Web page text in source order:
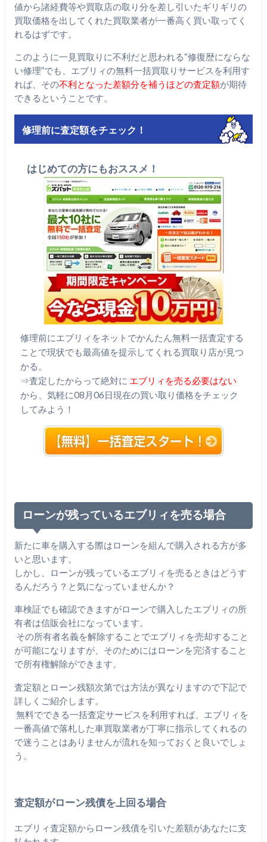
値から諸経費等や買取店の取り分を差し引いたギリギリの
買取価格を出してくれた買取業者が一番高く買い取ってく
れるはずです。
このように一見買取りに不利だと思われる“修復歴にならな
い修理”でも、エブリィの無料一括買取りサービスを利用す
れば、その不利となった差額分を補うほどの査定額が期待
できるということです。
修理前に査定額をチェック！
はじめての方にもおススメ！
修理前にエブリィをネットでかんたん無料一括査定する
ことで現状でも最高値を提示してくれる買取り店が見つ
かる。
⇒査定したからって絶対に エブリィを売る必要はない
から、気軽に08月06日現在の買い取り価格をチェック
してみよう！
ローンが残っているエブリィを売る場合
新たに車を購入する際はローンを組んで購入される方が多
いと思います。
しかし、ローンが残っているエブリィを売るときはどうす
るんだろう？と気になっていませんか？
車検証でも確認できますがローンで購入したエブリィの所
有者は信販会社になっています。
その所有者名義を解除することでエブリィを売却すること
が可能になりますが、そのためにはローンを完済すること
で所有権解除ができます。
査定額とローン残額次第では方法が異なりますので下記で
詳しくご紹介します。
無料でできる一括査定サービスを利用すれば、エブリィを
一番高値で落札した車買取業者が丁寧に指示してくれるの
で迷うことはありませんが流れを知っておくと良いでしょ
う。
査定額がローン残債を上回る場合
エブリィ査定額からローン残債を引いた差額があなたに支